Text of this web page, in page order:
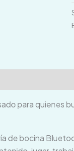
para quienes
de bocina